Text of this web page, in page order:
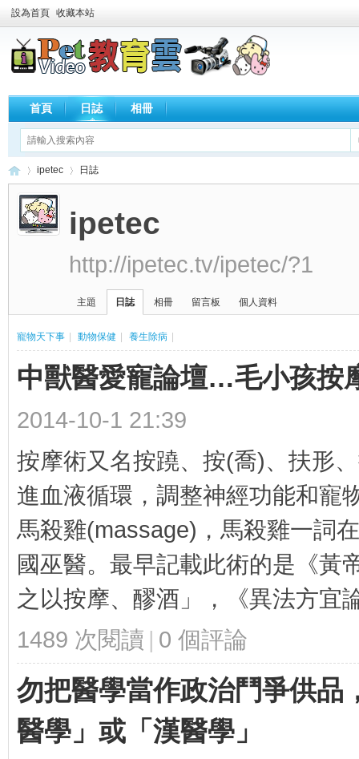
設為首頁 收藏本站
首頁 日誌 相冊
›
ipetec 日誌
ipetec
http://ipetec.tv/ipetec/?1
主題 日誌 相冊 留言板 個人資料
寵物天下事 動物保健 養生除病
中獸醫愛寵論壇…毛小孩按
2014-10-1 21:39
按摩術又名按蹺、按(喬)、扶形
進血液循環，調整神經功能和寵
馬殺雞(massage)，馬殺雞一詞
國巫醫。最早記載此術的是《黃
之以按摩、醪酒」，《異法方宜
1489 次閱讀 | 0 個評論
勿把醫學當作政治鬥爭供品
醫學」或「漢醫學」